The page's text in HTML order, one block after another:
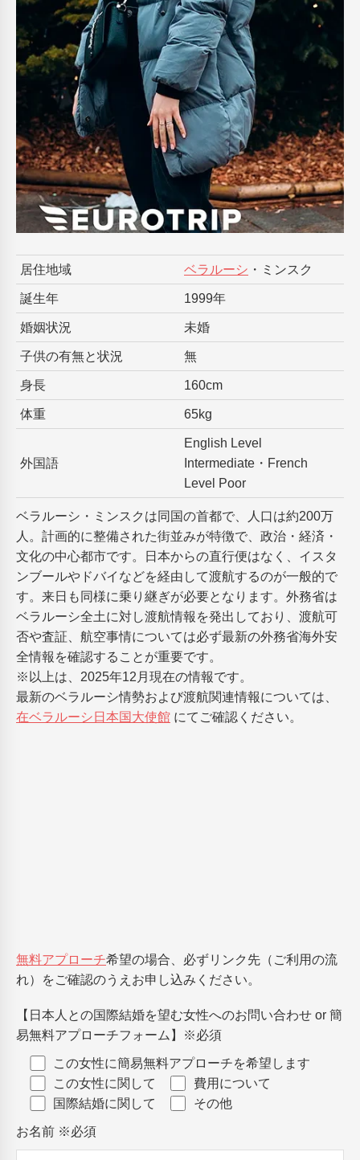
居住地域 ベラルーシ ・ミンスク
誕生年 1999年
婚姻状況 未婚
子供の有無と状況 無
身長 160cm
体重 65kg
外国語
English Level
Intermediate・French
Level Poor
ベラルーシ・ミンスクは同国の首都で、人口は約200万
人。計画的に整備された街並みが特徴で、政治・経済・
文化の中心都市です。日本からの直行便はなく、イスタ
ンブールやドバイなどを経由して渡航するのが一般的で
す。来日も同様に乗り継ぎが必要となります。外務省は
ベラルーシ全土に対し渡航情報を発出しており、渡航可
否や査証、航空事情については必ず最新の外務省海外安
全情報を確認することが重要です。
※以上は、2025年12月現在の情報です。
最新のベラルーシ情勢および渡航関連情報については、
在ベラルーシ日本国大使館 にてご確認ください。
無料アプローチ希望の場合、必ずリンク先（ご利用の流
れ）をご確認のうえお申し込みください。
【日本人との国際結婚を望む女性へのお問い合わせ or 簡
易無料アプローチフォーム】
※必須
この女性に簡易無料アプローチを希望します
この女性に関して
費用について
国際結婚に関して
その他
お名前 ※必須